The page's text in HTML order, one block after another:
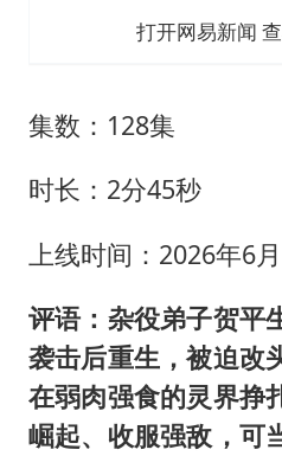
打开网易新闻
集数：128集
时长：2分45秒
上线时间：2026年6
评语：杂役弟子贺平
袭击后重生，被迫改
在弱肉强食的灵界挣
崛起、收服强敌，可